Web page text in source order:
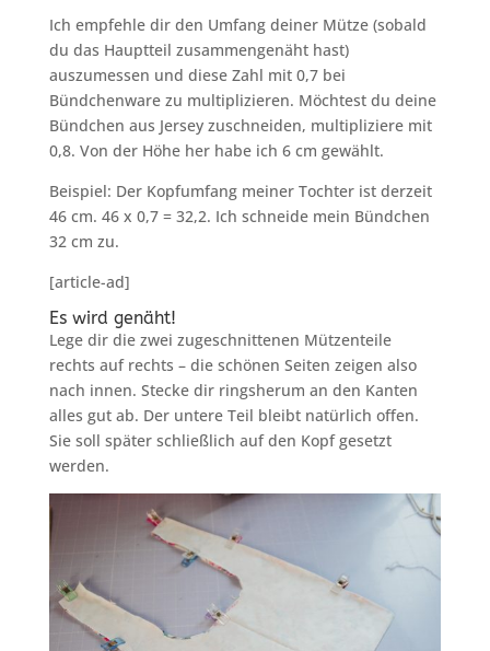
Ich empfehle dir den Umfang deiner Mütze (sobald
du das Hauptteil zusammengenäht hast)
auszumessen und diese Zahl mit 0,7 bei
Bündchenware zu multiplizieren. Möchtest du deine
Bündchen aus Jersey zuschneiden, multipliziere mit
0,8. Von der Höhe her habe ich 6 cm gewählt.
Beispiel: Der Kopfumfang meiner Tochter ist derzeit
46 cm. 46 x 0,7 = 32,2. Ich schneide mein Bündchen
32 cm zu.
[article-ad]
Es wird genäht!
Lege dir die zwei zugeschnittenen Mützenteile
rechts auf rechts – die schönen Seiten zeigen also
nach innen. Stecke dir ringsherum an den Kanten
alles gut ab. Der untere Teil bleibt natürlich offen.
Sie soll später schließlich auf den Kopf gesetzt
werden.